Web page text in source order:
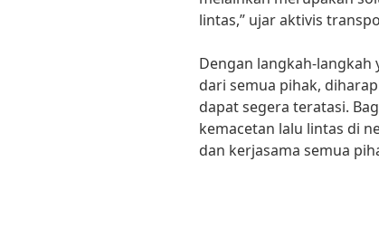
lintas,” ujar aktivis
Dengan langkah-
dari semua pihak,
dapat segera teratasi.
kemacetan lalu lintas di
dan kerjasama semua